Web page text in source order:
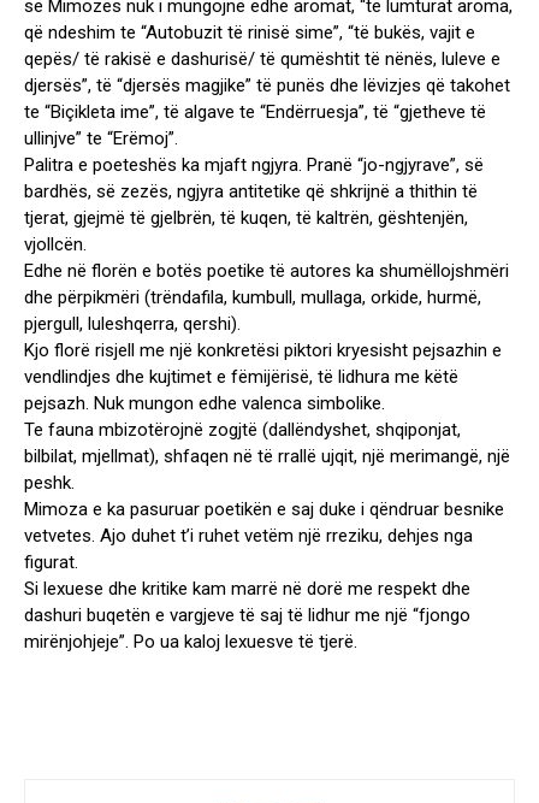
së Mimozës nuk i mungojnë edhe aromat, “të lumturat aroma,
që ndeshim te “Autobuzit të rinisë sime”, “të bukës, vajit e
qepës/ të rakisë e dashurisë/ të qumështit të nënës, luleve e
djersës”, të “djersës magjike” të punës dhe lëvizjes që takohet
te “Biçikleta ime”, të algave te “Endërruesja”, të “gjetheve të
ullinjve” te “Erëmoj”.
Palitra e poeteshës ka mjaft ngjyra. Pranë “jo-ngjyrave”, së
bardhës, së zezës, ngjyra antitetike që shkrijnë a thithin të
tjerat, gjejmë të gjelbrën, të kuqen, të kaltrën, gështenjën,
vjollcën.
Edhe në florën e botës poetike të autores ka shumëllojshmëri
dhe përpikmëri (trëndafila, kumbull, mullaga, orkide, hurmë,
pjergull, luleshqerra, qershi).
Kjo florë risjell me një konkretësi piktori kryesisht pejsazhin e
vendlindjes dhe kujtimet e fëmijërisë, të lidhura me këtë
pejsazh. Nuk mungon edhe valenca simbolike.
Te fauna mbizotërojnë zogjtë (dallëndyshet, shqiponjat,
bilbilat, mjellmat), shfaqen në të rrallë ujqit, një merimangë, një
peshk.
Mimoza e ka pasuruar poetikën e saj duke i qëndruar besnike
vetvetes. Ajo duhet t’i ruhet vetëm një rreziku, dehjes nga
figurat.
Si lexuese dhe kritike kam marrë në dorë me respekt dhe
dashuri buqetën e vargjeve të saj të lidhur me një “fjongo
mirënjohjeje”. Po ua kaloj lexuesve të tjerë.